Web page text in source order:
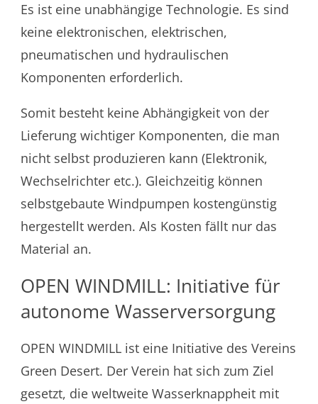
Es ist eine unabhängige Technologie. Es sind
keine elektronischen, elektrischen,
pneumatischen und hydraulischen
Komponenten erforderlich.
Somit besteht keine Abhängigkeit von der
Lieferung wichtiger Komponenten, die man
nicht selbst produzieren kann (Elektronik,
Wechselrichter etc.). Gleichzeitig können
selbstgebaute Windpumpen kostengünstig
hergestellt werden. Als Kosten fällt nur das
Material an.
OPEN WINDMILL: Initiative für
autonome Wasserversorgung
OPEN WINDMILL ist eine Initiative des Vereins
Green Desert. Der Verein hat sich zum Ziel
gesetzt, die weltweite Wasserknappheit mit